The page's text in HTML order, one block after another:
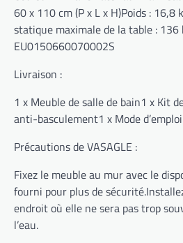
60 x 110 cm (P x L x H)Poids : 16,8
statique maximale de la table : 136
EU0150660070002S
Livraison :
1 x Meuble de salle de bain1 x Kit
anti-basculement1 x Mode d’emploi
Précautions de VASAGLE :
Fixez le meuble au mur avec le
fourni pour plus de
endroit où elle ne sera pas trop
l’eau.